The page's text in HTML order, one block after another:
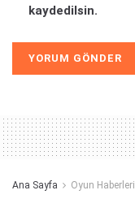
kaydedilsin.
Ana Sayfa Oyun Haberleri